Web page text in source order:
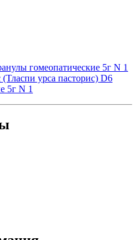
гомеопатические 5г N 1
(Тласпи урса пасторис) D6
5г N 1